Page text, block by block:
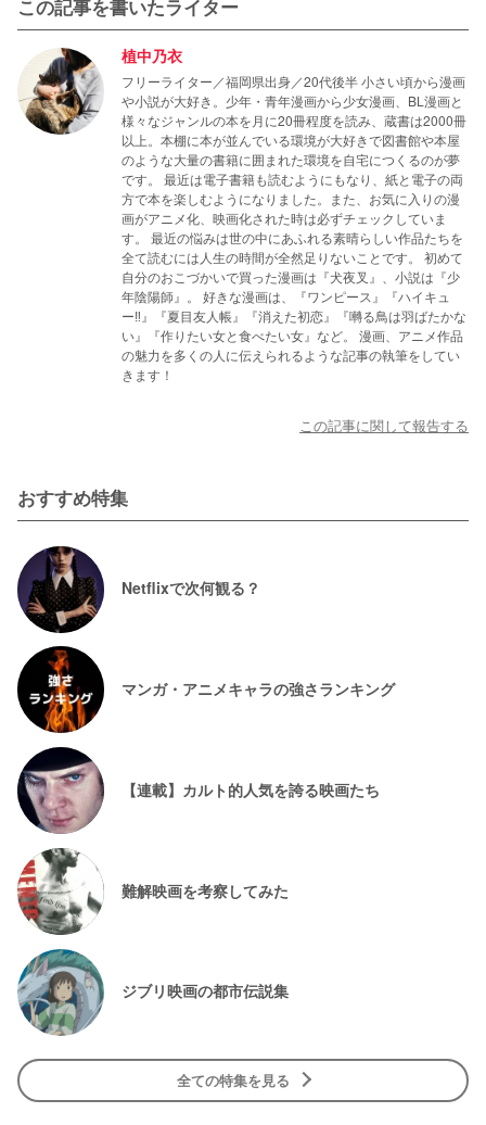
この記事を書いたライター
植中乃衣
フリーライター／福岡県出身／20代後半 小さい頃から漫画
や小説が大好き。少年・青年漫画から少女漫画、BL漫画と
様々なジャンルの本を月に20冊程度を読み、蔵書は2000冊
以上。本棚に本が並んでいる環境が大好きで図書館や本屋
のような大量の書籍に囲まれた環境を自宅につくるのが夢
です。 最近は電子書籍も読むようにもなり、紙と電子の両
方で本を楽しむようになりました。また、お気に入りの漫
画がアニメ化、映画化された時は必ずチェックしていま
す。 最近の悩みは世の中にあふれる素晴らしい作品たちを
全て読むには人生の時間が全然足りないことです。 初めて
自分のおこづかいで買った漫画は『犬夜叉』、小説は『少
年陰陽師』。 好きな漫画は、『ワンピース』『ハイキュ
ー‼』『夏目友人帳』『消えた初恋』『囀る鳥は羽ばたかな
い』『作りたい女と食べたい女』など。 漫画、アニメ作品
の魅力を多くの人に伝えられるような記事の執筆をしてい
きます！
この記事に関して報告する
おすすめ特集
Netflixで次何観る？
マンガ・アニメキャラの強さランキング
【連載】カルト的人気を誇る映画たち
難解映画を考察してみた
ジブリ映画の都市伝説集
全ての特集を見る